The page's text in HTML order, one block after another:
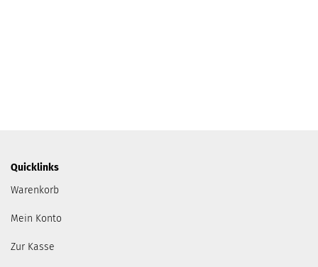
Quicklinks
Warenkorb
Mein Konto
Zur Kasse